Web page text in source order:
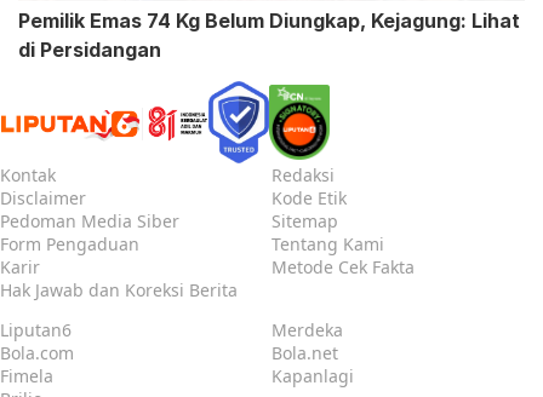
Pemilik Emas 74 Kg Belum Diungkap, Kejagung: Lihat
di Persidangan
Kontak
Redaksi
Disclaimer
Kode Etik
Pedoman Media Siber
Sitemap
Form Pengaduan
Tentang Kami
Karir
Metode Cek Fakta
Hak Jawab dan Koreksi Berita
Liputan6
Merdeka
Bola.com
Bola.net
Fimela
Kapanlagi